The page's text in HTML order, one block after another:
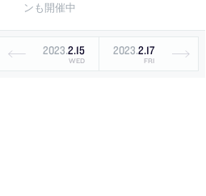
ンも開催中
2023.2.15
WED
2023.2.17
FRI